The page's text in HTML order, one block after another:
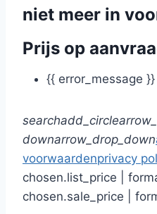
niet meer in
Prijs op
{{ error_message }}
searchadd_circle
downarrow_drop_down
voorwaardenprivacy
chosen.list_price |
chosen.sale_price |